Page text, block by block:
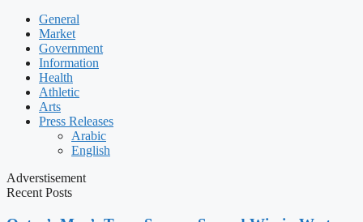
General
Market
Government
Information
Health
Athletic
Arts
Press Releases
Arabic
English
Adverstisement
Recent Posts